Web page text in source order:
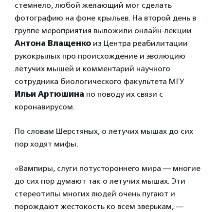
стемнело, любой желающий мог сделать
фотографию на фоне крыльев. На второй день в
группе мероприятия выложили онлайн-лекции
Антона Влащенко из Центра реабилитации
рукокрылых про происхождение и эволюцию
летучих мышей и комментарий научного
сотрудника биологического факультета МГУ
Ильи Артюшина по поводу их связи с
коронавирусом.
По словам Шерстяных, о летучих мышах до сих
пор ходят мифы.
«Вампиры, слуги потустороннего мира — многие
до сих пор думают так о летучих мышах. Эти
стереотипы многих людей очень пугают и
порождают жестокость ко всем зверькам, —